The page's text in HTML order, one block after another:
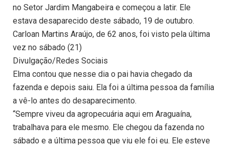
no Setor Jardim Mangabeira e começou a latir. Ele
estava desaparecido deste sábado, 19 de outubro.
Carloan Martins Araújo, de 62 anos, foi visto pela última
vez no sábado (21)
Divulgação/Redes Sociais
Elma contou que nesse dia o pai havia chegado da
fazenda e depois saiu. Ela foi a última pessoa da família
a vê-lo antes do desaparecimento.
“Sempre viveu da agropecuária aqui em Araguaína,
trabalhava para ele mesmo. Ele chegou da fazenda no
sábado e a última pessoa que viu ele foi eu. Ele esteve